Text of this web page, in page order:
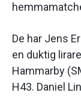
De har Jens
en duktig
Hammarby
H43. Daniel